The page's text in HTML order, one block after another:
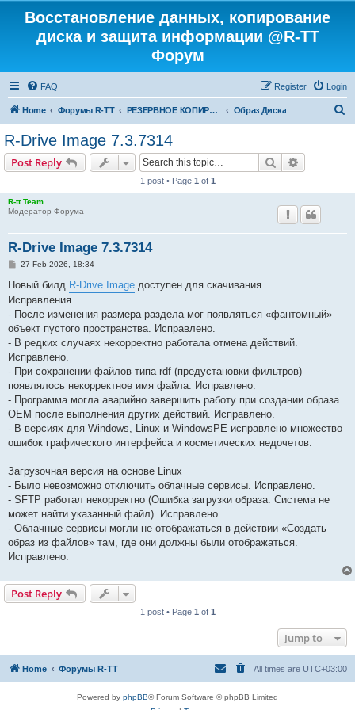
Восстановление данных, копирование
диска и защита информации @R-TT
Форум
FAQ Login
Register
Home Форумы R-TT РЕЗЕРВНОЕ КОПИРОВАНИЕ И ВОССТАНОВЛЕНИЕ СИСТЕМ Образ Диска
R-Drive Image 7.3.7314
Post Reply Search
1 post • Page 1 of 1
R-tt Team
Модератор Форума
R-Drive Image 7.3.7314
P
s
27 Feb 2026, 18:34
Новый билд R-Drive Image доступен для скачивания.
Исправления
- После изменения размера раздела мог появляться «фантомный»
объект пустого пространства. Исправлено.
- В редких случаях некорректно работала отмена действий.
Исправлено.
- При сохранении файлов типа rdf (предустановки фильтров)
появлялось некорректное имя файла. Исправлено.
- Программа могла аварийно завершить работу при создании образа
OEM после выполнения других действий. Исправлено.
- В версиях для Windows, Linux и WindowsPE исправлено множество
ошибок графического интерфейса и косметических недочетов.
Загрузочная версия на основе Linux
- Было невозможно отключить облачные сервисы. Исправлено.
- SFTP работал некорректно (Ошибка загрузки образа. Система не
может найти указанный файл). Исправлено.
- Облачные сервисы могли не отображаться в действии «Создать
образ из файлов» там, где они должны были отображаться.
Исправлено.
Post Reply
1 post • Page 1 of 1
Jump to
Home Форумы R-TT All times are UTC+03:00
Powered by phpBB® Forum Software © phpBB Limited